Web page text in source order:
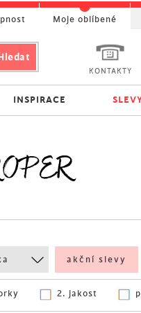
akční slevy
2. jakost
KONTAKTY
INSPIRACE
Moje oblíbené